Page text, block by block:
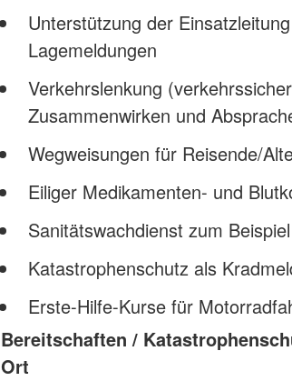
Unterstützung der
Lagemeldungen
Verkehrslenkung
Zusammenwirken und
Wegweisungen für Reisende/
Eiliger Medikamenten- und
Sanitätswachdienst zum
Katastrophenschutz als
Erste-Hilfe-Kurse für
Bereitschaften /
Ort